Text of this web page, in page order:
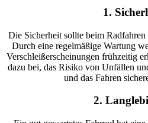
1.
Die Sicherheit sollte beim Radfahren
Durch eine regelmäßige Wartung
Verschleißerscheinungen frühzeitig
dazu bei, das Risiko von Unfällen
und das Fahren
2.